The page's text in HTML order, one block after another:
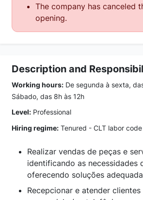
The company has canceled
opening.
Description and
Working hours: De segunda à sexta,
Sábado, das 8h às 12h
Level: Professional
Hiring regime: Tenured - CLT labor code
Realizar vendas de peças e
identificando as necessidades
oferecendo soluções
Recepcionar e atender